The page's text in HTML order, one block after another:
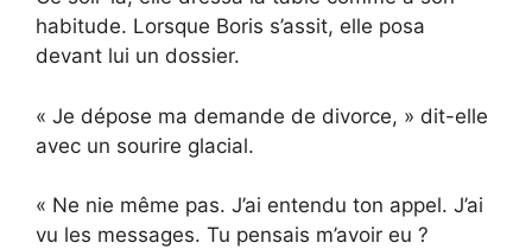
habitude. Lorsque Boris s’assit, elle posa
devant lui un dossier.
« Je dépose ma demande de divorce, » dit-elle
avec un sourire glacial.
« Ne nie même pas. J’ai entendu ton appel. J’ai
vu les messages. Tu pensais m’avoir eu ?